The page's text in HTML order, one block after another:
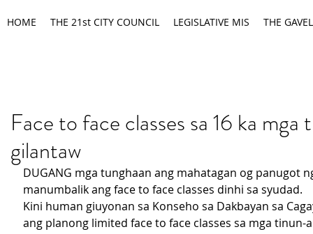
HOME THE 21st CITY COUNCIL LEGISLATIVE MIS THE GAVEL
Face to face classes sa 16 ka mga
gilantaw
DUGANG mga tunghaan ang mahatagan og panugot
manumbalik ang face to face classes dinhi sa syudad.
Kini human giuyonan sa Konseho sa Dakbayan sa
ang planong limited face to face classes sa mga tinun-